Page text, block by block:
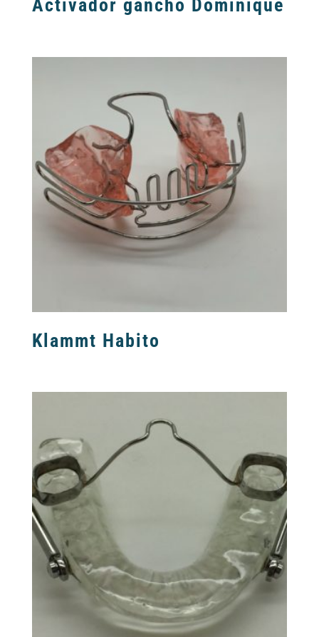
Activador gancho Dominique
Klammt Habito